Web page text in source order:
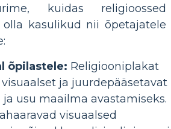
kuidas religioossed
kasulikud nii õpetajatele
õpilastele: Religiooniplakat
ja juurdepääsetavat
usu maailma avastamiseks.
visuaalsed